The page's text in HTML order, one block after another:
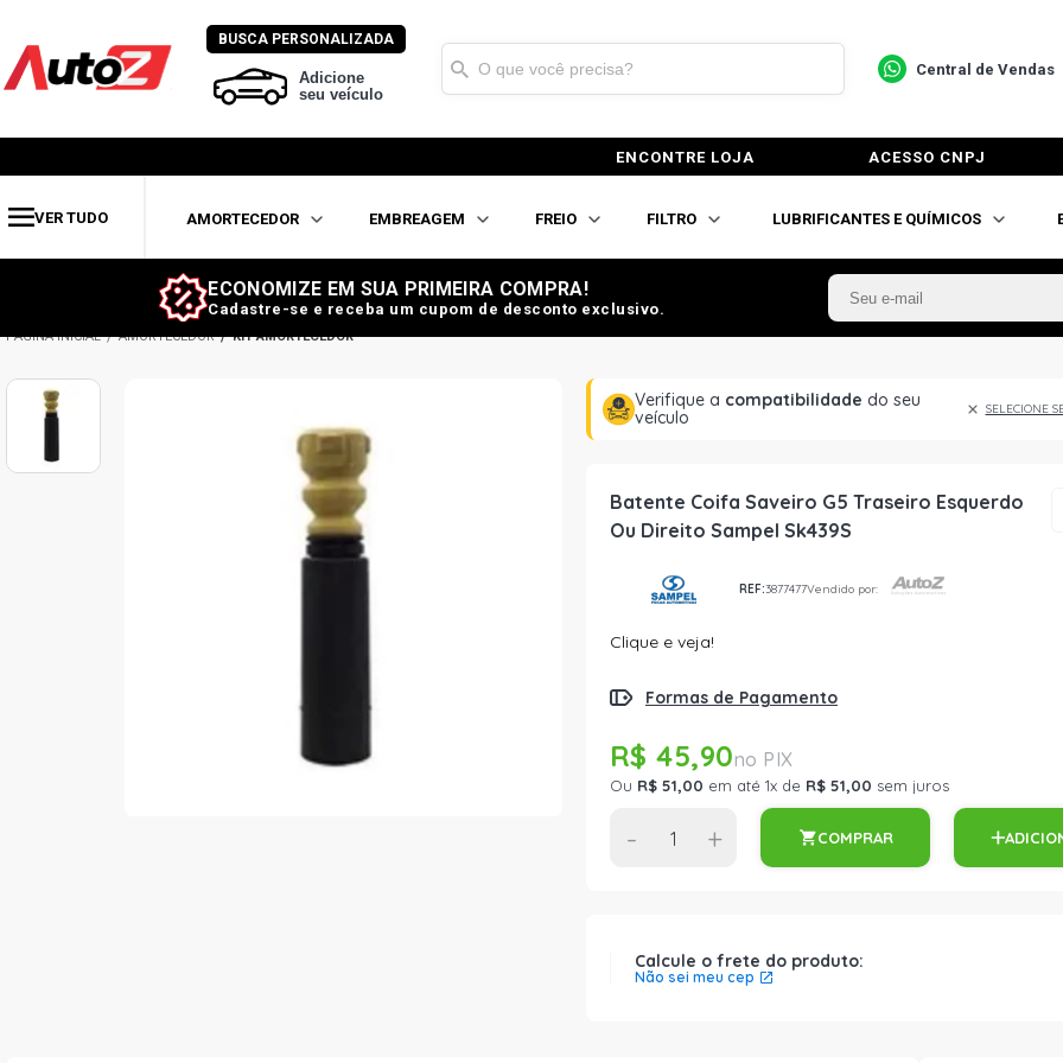
BUSCA PERSONALIZADA
Adicione
seu veículo
Central de Vendas
ENCONTRE LOJA ACESSO CNPJ
VER TUDO AMORTECEDOR EMBREAGEM FREIO FILTRO LUBRIFICANTES E QUÍMICOS
ECONOMIZE EM SUA PRIMEIRA COMPRA!
Cadastre-se e receba um cupom de desconto exclusivo.
AMORTECEDOR KIT AMORTECEDOR
Verifique a compatibilidade do seu
veículo
SELECIONE
Batente Coifa Saveiro G5 Traseiro Esquerdo
Ou Direito Sampel Sk439S
REF:3877477Vendido por:
Clique e veja!
Formas de Pagamento
R$ 45,90
Ou R$ 51,00 em até 1x de R$ 51,00 sem juros
- + COMPRAR
Calcule o frete do produto:
Não sei meu cep